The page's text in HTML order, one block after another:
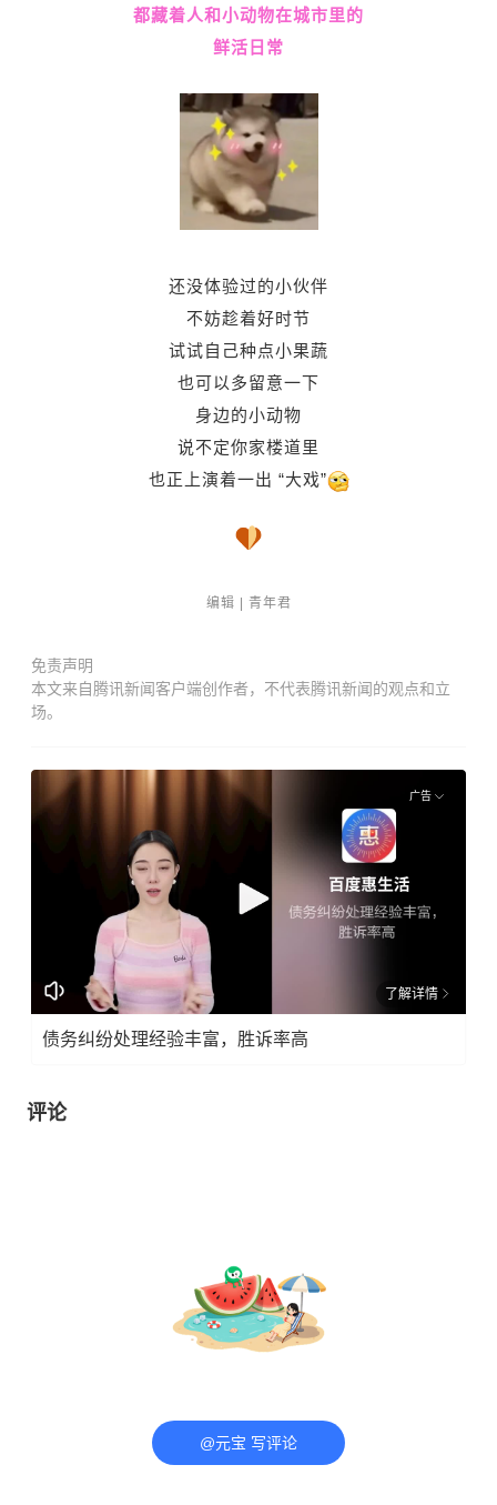
都藏着人和小动物在城市里的
鲜活日常
还没体验过的小伙伴
不妨趁着好时节
试试自己种点小果蔬
也可以多留意一下
身边的小动物
说不定你家楼道里
也正上演着一出 “大戏”
编辑 | 青年君
免责声明
本文来自腾讯新闻客户端创作者，不代表腾讯新闻的观点和立
场。
广告
了解详情
债务纠纷处理经验丰富，胜诉率高
评论
@元宝 写评论